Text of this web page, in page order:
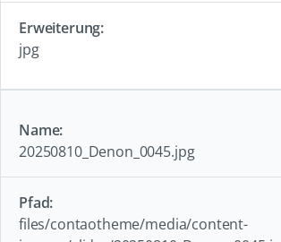
jpg
20250810_Denon_0045.jpg
files/contaotheme/media/content-